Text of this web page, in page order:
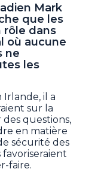
Mark
que les
rôle dans
où aucune
ne
les
Irlande, il a
sur la
questions,
en matière
sécurité des
faire.